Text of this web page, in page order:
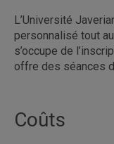
L’Université
personnalisé tout
s’occupe de
offre des séances
Coûts